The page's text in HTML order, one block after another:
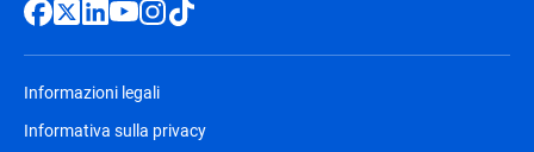
Informazioni legali
Informativa sulla privacy